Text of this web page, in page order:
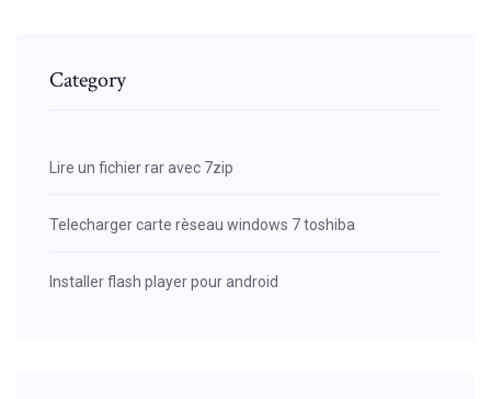
Category
Lire un fichier rar avec 7zip
Telecharger carte rèseau windows 7 toshiba
Installer flash player pour android